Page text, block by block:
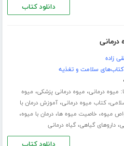
دانلود کتاب
زاده
کتاب‌های سلامت و تغذیه
میوه درمانی، میوه درمانی پزشکی، میوه
،کتاب میوه درمانی،آموزش درمان با
میوه، خاصیت میوه ها،درمان با میوه،
،داروهای گیاهی،گیاه درمانی